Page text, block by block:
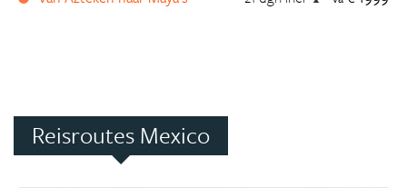
Reisroutes Mexico